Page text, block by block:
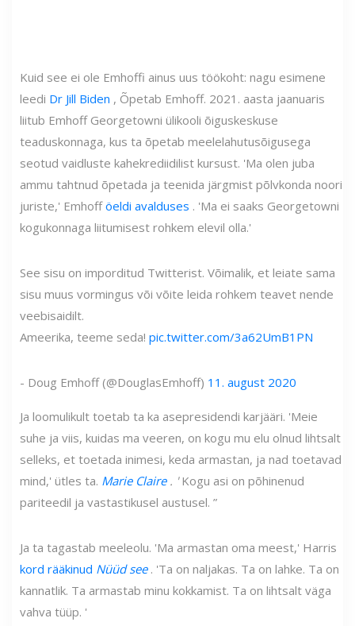
Kuid see ei ole Emhoffi ainus uus töökoht: nagu esimene
leedi Dr Jill Biden , Õpetab Emhoff. 2021. aasta jaanuaris
liitub Emhoff Georgetowni ülikooli õiguskeskuse
teaduskonnaga, kus ta õpetab meelelahutusõigusega
seotud vaidluste kahekrediidilist kursust. 'Ma olen juba
ammu tahtnud õpetada ja teenida järgmist põlvkonda noori
juriste,' Emhofföeldi avalduses . 'Ma ei saaks Georgetowni
kogukonnaga liitumisest rohkem elevil olla.'
See sisu on imporditud Twitterist. Võimalik, et leiate sama
sisu muus vormingus või võite leida rohkem teavet nende
veebisaidilt.
Ameerika, teeme seda! pic.twitter.com/3a62UmB1PN
- Doug Emhoff (@DouglasEmhoff) 11. august 2020
Ja loomulikult toetab ta ka asepresidendi karjääri. 'Meie
suhe ja viis, kuidas ma veeren, on kogu mu elu olnud lihtsalt
selleks, et toetada inimesi, keda armastan, ja nad toetavad
mind,' ütles ta. Marie Claire. ' Kogu asi on põhinenud
pariteedil ja vastastikusel austusel. ”
Ja ta tagastab meeleolu. 'Ma armastan oma meest,' Harris
kord rääkinud Nüüd see . 'Ta on naljakas. Ta on lahke. Ta on
kannatlik. Ta armastab minu kokkamist. Ta on lihtsalt väga
vahva tüüp. '